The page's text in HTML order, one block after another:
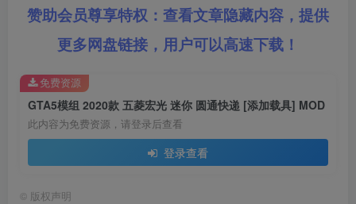
赞助会员尊享特权：查看文章隐藏内容，提供
更多网盘链接，用户可以高速下载！
GTA5模组 2020款 五菱宏光 迷你 圆通快递 [添加载具] MOD
此内容为免费资源，请登录后查看
登录查看
免费资源
© 版权声明